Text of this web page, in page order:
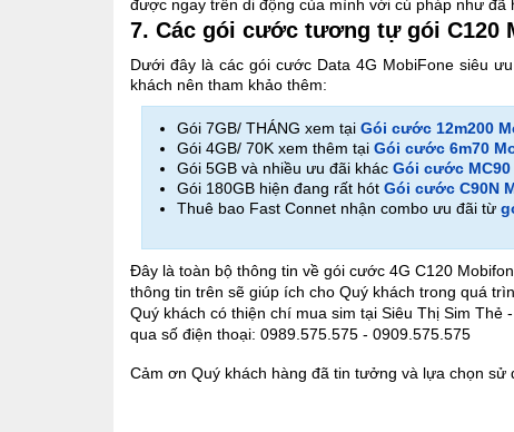
được ngay trên di động của mình với cú pháp như đã
7. Các gói cước tương tự gói C120
Dưới đây là các gói cước Data 4G MobiFone siêu
khách nên tham khảo thêm:
Gói 7GB/ THÁNG xem tại Gói cước 12m200
Gói 4GB/ 70K xem thêm tại Gói cước 6m70
Gói 5GB và nhiều ưu đãi khác Gói cước
Gói 180GB hiện đang rất hót Gói cước C90N
Thuê bao Fast Connet nhận combo ưu đãi từ
Đây là toàn bộ thông tin về gói cước 4G C120
thông tin trên sẽ giúp ích cho Quý khách trong quá
Quý khách có thiện chí mua sim tại Siêu Thị Sim
qua số điện thoại: 0989.575.575 - 0909.575.575
Cảm ơn Quý khách hàng đã tin tưởng và lựa chọn sử